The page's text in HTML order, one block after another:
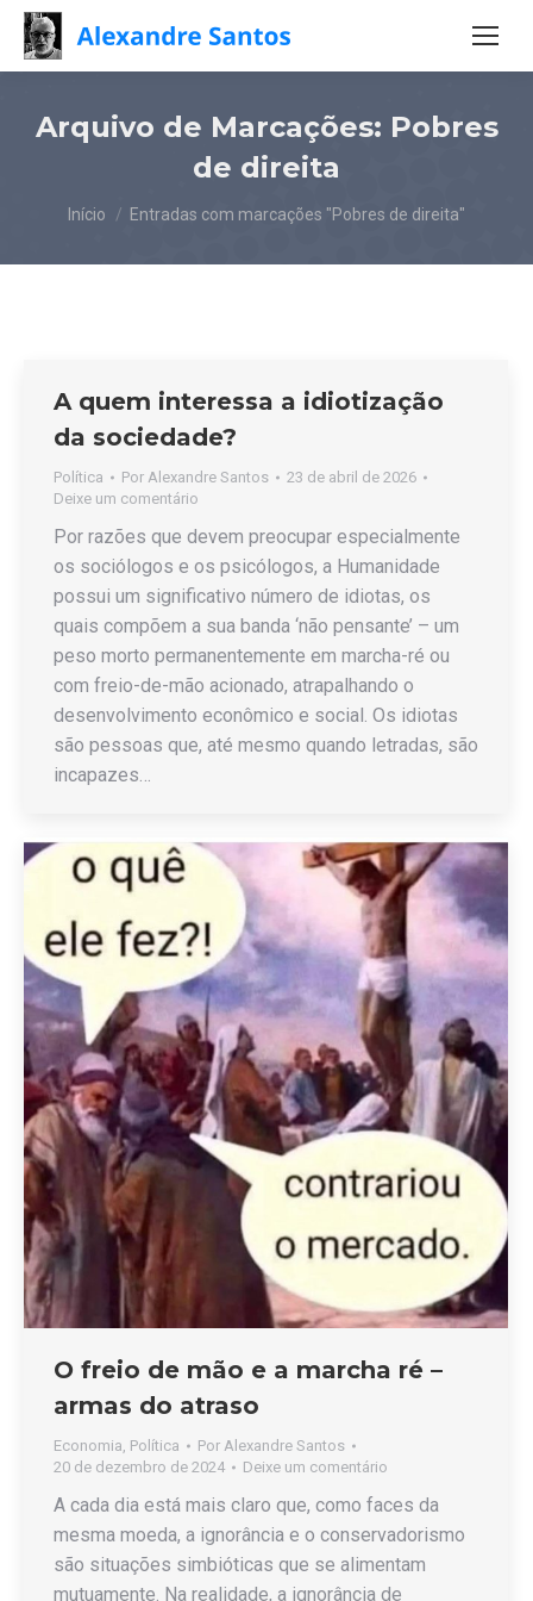
Arquivo de Marcações: Pobres
de direita
Você está aqui:
Início Entradas com marcações "Pobres de direita"
A quem interessa a idiotização
da sociedade?
Política Por Alexandre Santos
23 de abril de 2026
Deixe um comentário
Por razões que devem preocupar especialmente
os sociólogos e os psicólogos, a Humanidade
possui um significativo número de idiotas, os
quais compõem a sua banda ‘não pensante’ – um
peso morto permanentemente em marcha-ré ou
com freio-de-mão acionado, atrapalhando o
desenvolvimento econômico e social. Os idiotas
são pessoas que, até mesmo quando letradas, são
incapazes…
O freio de mão e a marcha ré –
armas do atraso
Economia, Política Por Alexandre Santos
20 de dezembro de 2024
Deixe um comentário
A cada dia está mais claro que, como faces da
mesma moeda, a ignorância e o conservadorismo
são situações simbióticas que se alimentam
mutuamente. Na realidade, a ignorância de